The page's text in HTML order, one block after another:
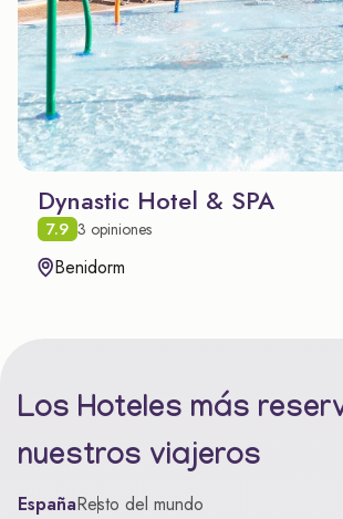
Dynastic Hotel & SPA
7.9 3 opiniones
Benidorm
Los Hoteles más
nuestros viajeros
EspañaResto del mundo